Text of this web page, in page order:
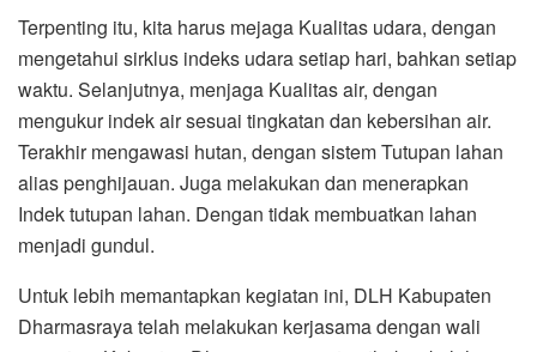
Terpenting itu, kita harus mejaga Kualitas udara, dengan
mengetahui sirklus indeks udara setiap hari, bahkan setiap
waktu. Selanjutnya, menjaga Kualitas air, dengan
mengukur indek air sesuai tingkatan dan kebersihan air.
Terakhir mengawasi hutan, dengan sistem Tutupan lahan
alias penghijauan. Juga melakukan dan menerapkan
Indek tutupan lahan. Dengan tidak membuatkan lahan
menjadi gundul.
Untuk lebih memantapkan kegiatan ini, DLH Kabupaten
Dharmasraya telah melakukan kerjasama dengan wali